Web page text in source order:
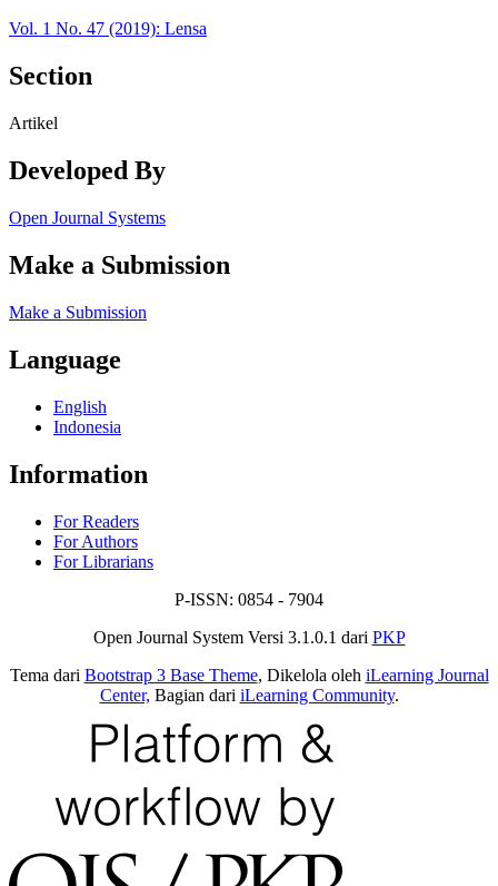
Vol. 1 No. 47 (2019): Lensa
Section
Artikel
Developed By
Open Journal Systems
Make a Submission
Make a Submission
Language
English
Indonesia
Information
For Readers
For Authors
For Librarians
P-ISSN: 0854 - 7904
Open Journal System Versi 3.1.0.1 dari PKP
Tema dari Bootstrap 3 Base Theme, Dikelola oleh iLearning Journal
Center, Bagian dari iLearning Community.